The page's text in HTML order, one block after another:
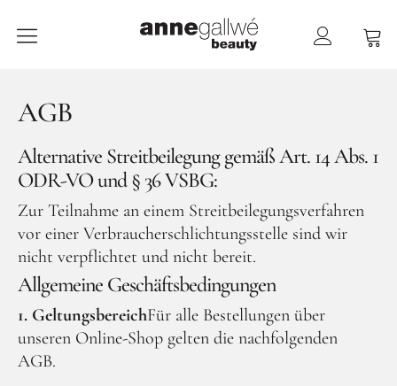
Shop
Düfte
Pflege
Raumdüfte
weitere Marken im Ladenlokal
Marken
Kontakt
AGB
Alternative Streitbeilegung gemäß Art. 14 Abs. 1
ODR-VO und § 36 VSBG:
Zur Teilnahme an einem Streitbeilegungsverfahren
vor einer Verbraucherschlichtungsstelle sind wir
nicht verpflichtet und nicht bereit.
Allgemeine Geschäftsbedingungen
1. GeltungsbereichFür alle Bestellungen über
unseren Online-Shop gelten die nachfolgenden
AGB.